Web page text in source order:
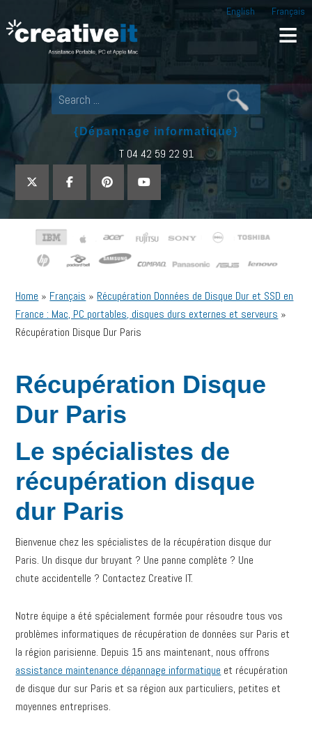
English Français
Creative IT
Pour tout dépannage informatique,
{Dépannage informatique}
T 04 42 59 22 91
Home » Français » Récupération Données de Disque Dur et SSD en
France : Mac, PC portables, disques durs externes et serveurs »
Récupération Disque Dur Paris
Récupération Disque
Dur Paris
Le spécialistes de
récupération disque
dur Paris
Bienvenue chez les spécialistes de la récupération disque dur
Paris. Un disque dur bruyant ? Une panne complète ? Une
chute accidentelle ? Contactez Creative IT.
Notre équipe a été spécialement formée pour résoudre tous vos
problèmes informatiques de récupération de données sur Paris et
la région parisienne. Depuis 15 ans maintenant, nous offrons
assistance maintenance dépannage informatique et récupération
de disque dur sur Paris et sa région aux particuliers, petites et
moyennes entreprises.